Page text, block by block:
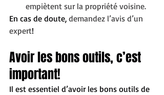
empiètent sur la propriété voisine.
En cas de doute, demandez l’avis d’un
expert!
Avoir les bons outils, c’est
important!
Il est essentiel d’avoir les bons outils de